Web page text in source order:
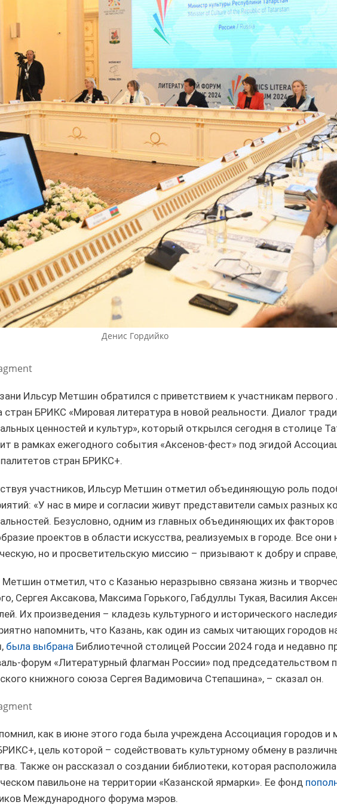
об Ассоциации городов и
стран БРИКС+: «Мы
многочисленные
о сотрудничестве в
Ильсур Метшин: «Важно, чтобы
международной площадке, в том
числе в составе работы БРИКС»
21/06/2024
«Именно казанские
станут прототипом
соревнований»
Ильсур Метшин: «Открытие трассы
М12 «Восток» позволит привлечь
дополнительно один миллион
10/
«Для
сферы
бюджета города»
Ильсур Метшин о 10-летии
которые знают во всем мире»
06/07/2023
Денис Гордийко
Ильсур Метшин обратился с приветствием к участникам первого
стран БРИКС «Мировая литература в новой реальности. Диалог
ценностей и культур», который открылся сегодня в столице
в рамках ежегодного события «Аксенов-фест» под эгидой
стран БРИКС+.
участников, Ильсур Метшин отметил объединяющую роль
«У нас в мире и согласии живут представители самых разных
Безусловно, одним из главных объединяющих их
проектов в области искусства, реализуемых в городе. Все они
но и просветительскую миссию – призывают к добру и
Метшин отметил, что с Казанью неразрывно связана жизнь и
Сергея Аксакова, Максима Горького, Габдуллы Тукая, Василия
Их произведения – кладезь культурного и исторического
напомнить, что Казань, как один из самых читающих городов
была выбрана Библиотечной столицей России 2024 года и недавно
форум «Литературный флагман России» под председательством
книжного союза Сергея Вадимовича Степашина», – сказал он.
как в июне этого года была учреждена Ассоциация городов и
цель которой – содействовать культурному обмену в
Также он рассказал о создании библиотеки, которая
павильоне на территории «Казанской ярмарки». Ее фонд
Международного форума мэров.
Официальный сайт Мэра Казани
наполнение и сопровождение сайта Мэра Казани является информационное агентство
сайта Мэра Казани могут быть воспроизведены в любых средствах массовой информации, на
иных носителях без каких-либо ограничений по объему и срокам публикации. Условием
на первоисточник (в случае копирования информации портала в сети Интернет -
согласия на перепечатку со стороны информационного агентства «Город Казань KZN.RU» и пресс-
Мэрии Казани не требуется.